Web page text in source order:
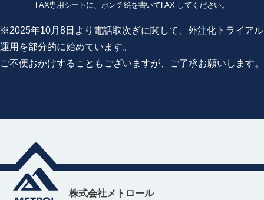
FAX専用シートに、ポンチ絵を書いてFAX してください。
※2025年10月8日より電話取次ぎに関して、外注化トライアル
運用を部分的に始めています。
ご不便おかけすることもございますが、ご了承お願いします。
株式会社メトロール